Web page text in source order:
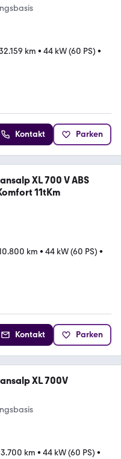
km • 44 kW (60 PS) •
Kontakt Parken
XL 700 V ABS
Bagster Komfort 11tKm
km • 44 kW (60 PS) •
Kontakt Parken
XL 700V
km • 44 kW (60 PS) •